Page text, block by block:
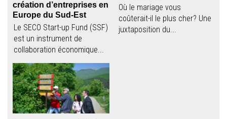
création d’entreprises en
Europe du Sud-Est
Le SECO Start-up Fund (SSF)
est un instrument de
collaboration économique...
Où le mariage vous
coûterait-il le plus cher? Une
juxtaposition du...